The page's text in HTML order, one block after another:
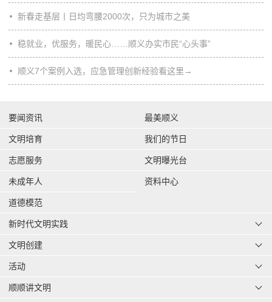
新春走基层丨日均弯腰2000次，只为城市之美
稳就业，优服务，暖民心……顺义办实市民“心头事”
顺义7个案例入选，应急管理创新经验看这里→
要闻资讯
文明培育
志愿服务
未成年人
道德模范
最美顺义
我们的节日
文明曝光台
资料中心
新时代文明实践
文明创建
活动
顺顺讲文明